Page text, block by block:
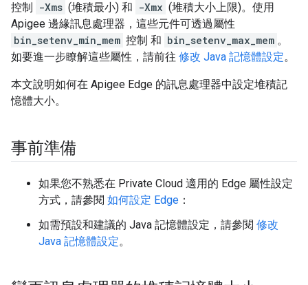
控制 -Xms (堆積最小) 和 -Xmx (堆積大小上限)。使用
Apigee 邊緣訊息處理器，這些元件可透過屬性
bin_setenv_min_mem 控制 和 bin_setenv_max_mem 。
如要進一步瞭解這些屬性，請前往 修改 Java 記憶體設定。
本文說明如何在 Apigee Edge 的訊息處理器中設定堆積記
憶體大小。
事前準備
如果您不熟悉在 Private Cloud 適用的 Edge 屬性設定
方式，請參閱 如何設定 Edge ：
如需預設和建議的 Java 記憶體設定，請參閱 修改
Java 記憶體設定。